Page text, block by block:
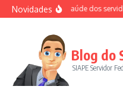
Ir para o conteúdo
NovidadesAuxílio-saúde dos
Blog do
SIAPE Servidor